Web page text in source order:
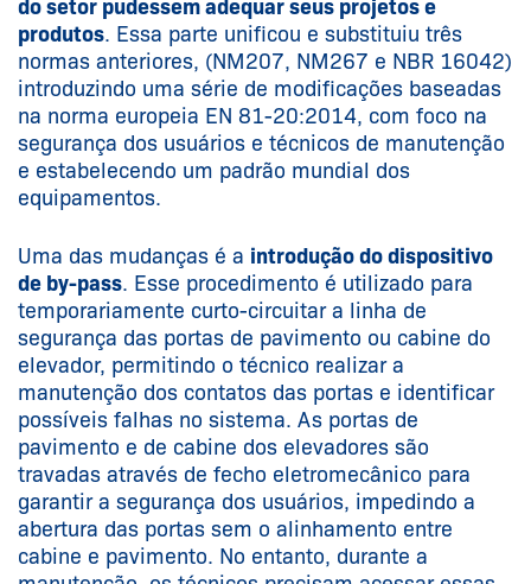
do setor pudessem adequar seus projetos e
produtos. Essa parte unificou e substituiu três
normas anteriores, (NM207, NM267 e NBR 16042)
introduzindo uma série de modificações baseadas
na norma europeia EN 81-20:2014, com foco na
segurança dos usuários e técnicos de manutenção
e estabelecendo um padrão mundial dos
equipamentos.
Uma das mudanças é a introdução do dispositivo
de by-pass. Esse procedimento é utilizado para
temporariamente curto-circuitar a linha de
segurança das portas de pavimento ou cabine do
elevador, permitindo o técnico realizar a
manutenção dos contatos das portas e identificar
possíveis falhas no sistema. As portas de
pavimento e de cabine dos elevadores são
travadas através de fecho eletromecânico para
garantir a segurança dos usuários, impedindo a
abertura das portas sem o alinhamento entre
cabine e pavimento. No entanto, durante a